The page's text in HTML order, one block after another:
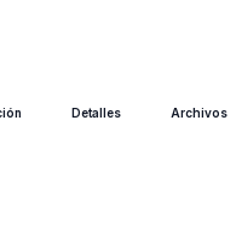
Detalles Archivos